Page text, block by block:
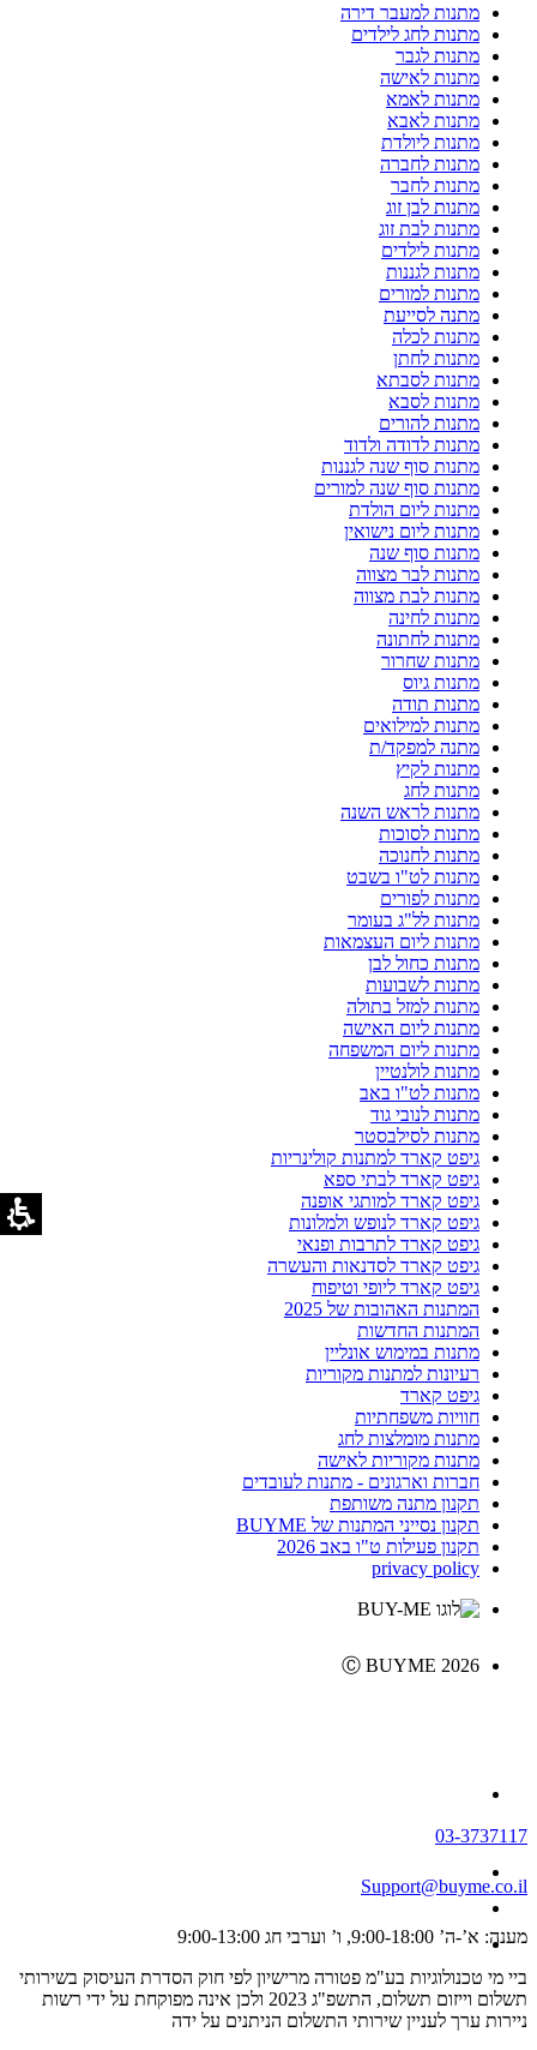
מתנות למעבר דירה
מתנות לחג לילדים
מתנות לגבר
מתנות לאישה
מתנות לאמא
מתנות לאבא
מתנות ליולדת
מתנות לחברה
מתנות לחבר
מתנות לבן זוג
מתנות לבת זוג
מתנות לילדים
מתנות לגננות
מתנות למורים
מתנה לסייעת
מתנות לכלה
מתנות לחתן
מתנות לסבתא
מתנות לסבא
מתנות להורים
מתנות לדודה ולדוד
מתנות סוף שנה לגננות
מתנות סוף שנה למורים
מתנות ליום הולדת
מתנות ליום נישואין
מתנות סוף שנה
מתנות לבר מצווה
מתנות לבת מצווה
מתנות לחינה
מתנות לחתונה
מתנות שחרור
מתנות גיוס
מתנות תודה
מתנות למילואים
מתנה למפקד/ת
מתנות לקיץ
מתנות לחג
מתנות לראש השנה
מתנות לסוכות
מתנות לחנוכה
מתנות לט"ו בשבט
מתנות לפורים
מתנות לל"ג בעומר
מתנות ליום העצמאות
מתנות כחול לבן
מתנות לשבועות
מתנות למזל בתולה
מתנות ליום האישה
מתנות ליום המשפחה
מתנות לולנטיין
מתנות לט"ו באב
מתנות לנובי גוד
מתנות לסילבסטר
גיפט קארד למתנות קולינריות
גיפט קארד לבתי ספא
גיפט קארד למותגי אופנה
גיפט קארד לנופש ולמלונות
גיפט קארד לתרבות ופנאי
גיפט קארד לסדנאות והעשרה
גיפט קארד ליופי וטיפוח
המתנות האהובות של 2025
המתנות החדשות
מתנות במימוש אונליין
רעיונות למתנות מקוריות
גיפט קארד
חוויות משפחתיות
מתנות מומלצות לחג
מתנות מקוריות לאישה
חברות וארגונים - מתנות לעובדים
תקנון מתנה משותפת
תקנון נסייני המתנות של BUYME
תקנון פעילות ט"ו באב 2026
privacy policy
Ⓒ BUYME 2026
03-3737117
Support@buyme.co.il
מענה: א’-ה’ 9:00-18:00, ו’ וערבי חג 9:00-13:00
ביי מי טכנולוגיות בע"מ פטורה מרישיון לפי חוק הסדרת העיסוק בשירותי
תשלום וייזום תשלום, התשפ"ג 2023 ולכן אינה מפוקחת על ידי רשות
ניירות ערך לעניין שירותי התשלום הניתנים על ידה